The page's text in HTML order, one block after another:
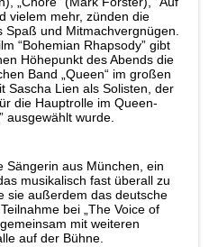
vielem mehr, zünden die
und Mitmachvergnügen.
“Bohemian Rhapsody” gibt
Höhepunkt des Abends die
Band „Queen“ im großen
Sascha Lien als Solisten, der
die Hauptrolle im Queen-
ausgewählt wurde.
Sängerin aus München, ein
musikalisch fast überall zu
sie außerdem das deutsche
bei „The Voice of
mit weiteren
auf der Bühne.